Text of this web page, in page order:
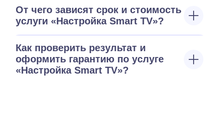
От чего зависят срок и стоимость
услуги «Настройка Smart TV»?
Как проверить результат и
оформить гарантию по услуге
«Настройка Smart TV»?